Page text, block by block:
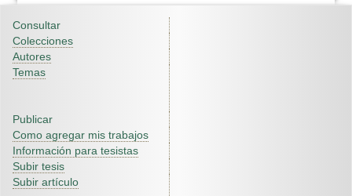
Consultar
Colecciones
Autores
Temas
Publicar
Como agregar mis trabajos
Información para tesistas
Subir tesis
Subir artículo